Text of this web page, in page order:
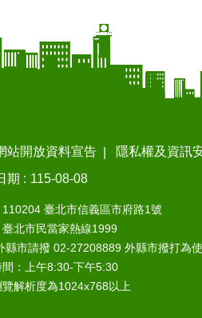
站開放資料宣告
隱私權及資訊
期
115-08-08
臺北市信義區市府路1號
臺北市民當家熱線1999
請撥 02-27208889 外縣市撥打為使
間：上午8:30-下午5:30
解析度為1024x768以上